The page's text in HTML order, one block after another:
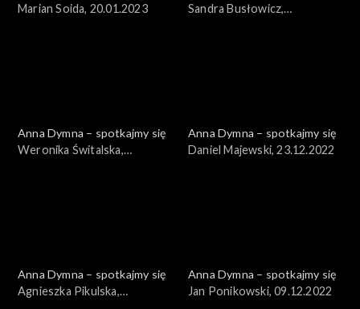
Marian Soida, 20.01.2023
Sandra Busłowicz,
Anna Dymna – spotkajmy się
Weronika Świtalska,
Anna Dymna – spotkajmy się
Daniel Majewski, 23.12.2022
Anna Dymna – spotkajmy się
Agnieszka Pikulska,
Anna Dymna – spotkajmy się
Jan Ponikowski, 09.12.2022